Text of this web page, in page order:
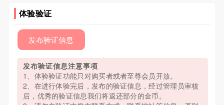
体验验证
发布验证信息
发布验证信息注意事项
1、体验验证功能只对购买者或者至尊会员开放。
2、在进行体验完后，发布的验证信息，经过管理员审核
后，优秀的验证信息我们将返还部分的金币。